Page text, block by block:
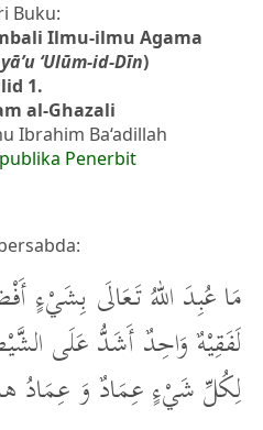
Buku:
Ilmu-ilmu Agama
‘Ulūm-id-Dīn)
1.
al-Ghazali
Ibrahim Ba‘adillah
Penerbit
مَا عُبِدَ اللهُ تَعَالَى بِشَيْءٍ
لَفَقِيْهٌ وَاحِدٌ أَشَدُّ عَلَى
لِكُلِّ شَيْءٍ عِمَادٌ وَ عِمَادُ